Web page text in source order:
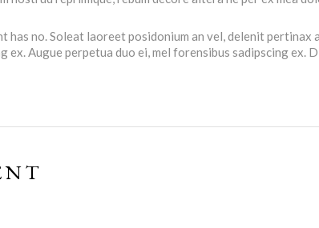
has no. Soleat laoreet posidonium an vel, delenit
ex. Augue perpetua duo ei, mel forensibus sadipscing ex.